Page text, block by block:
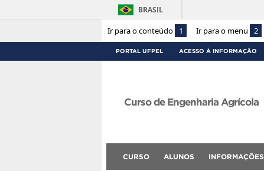
Ir para o conteúdo 1 Ir para o menu 2
BRASIL
PORTAL UFPEL ACESSO À INFORMAÇÃO
Curso de Engenharia Agrícola
CURSO ALUNOS INFORMAÇÕES